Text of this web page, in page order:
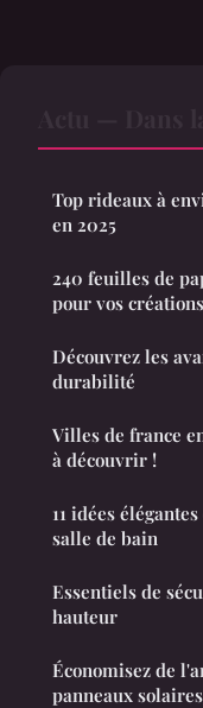
Top rideaux à
en 2025
240 feuilles de
pour vos
Découvrez les
durabilité
Villes de france
à découvrir !
11 idées
salle de bain
Essentiels de
hauteur
Économisez de
panneaux solaires